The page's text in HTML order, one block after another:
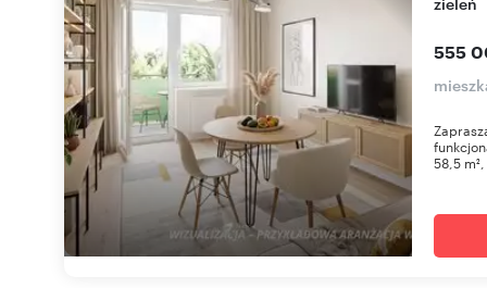
555
58,5